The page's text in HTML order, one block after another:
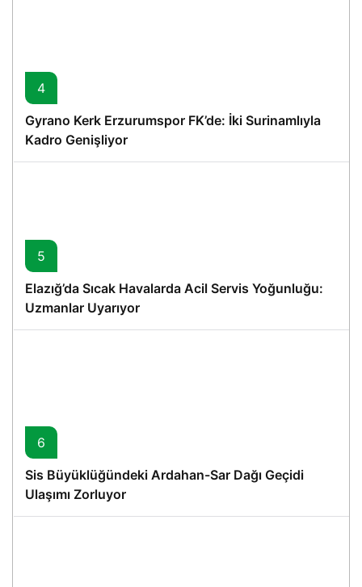
4
Gyrano Kerk Erzurumspor FK’de: İki Surinamlıyla
Kadro Genişliyor
5
Elazığ’da Sıcak Havalarda Acil Servis Yoğunluğu:
Uzmanlar Uyarıyor
6
Sis Büyüklüğündeki Ardahan-Sar Dağı Geçidi
Ulaşımı Zorluyor